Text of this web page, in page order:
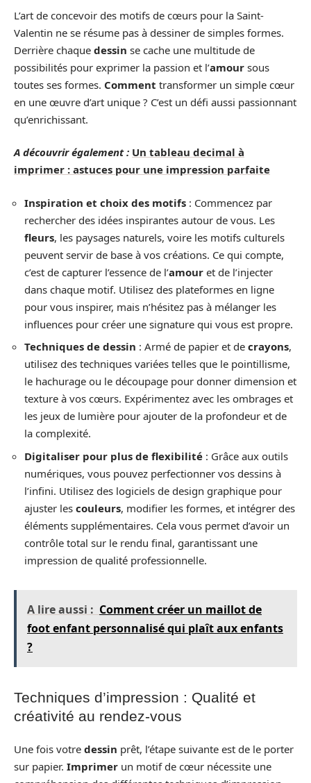
L’art de concevoir des motifs de cœurs pour la Saint-
Valentin ne se résume pas à dessiner de simples formes.
Derrière chaque dessin se cache une multitude de
possibilités pour exprimer la passion et l’amour sous
toutes ses formes. Comment transformer un simple cœur
en une œuvre d’art unique ? C’est un défi aussi passionnant
qu’enrichissant.
A découvrir également : Un tableau decimal à
imprimer : astuces pour une impression parfaite
Inspiration et choix des motifs : Commencez par
rechercher des idées inspirantes autour de vous. Les
fleurs, les paysages naturels, voire les motifs culturels
peuvent servir de base à vos créations. Ce qui compte,
c’est de capturer l’essence de l’amour et de l’injecter
dans chaque motif. Utilisez des plateformes en ligne
pour vous inspirer, mais n’hésitez pas à mélanger les
influences pour créer une signature qui vous est propre.
Techniques de dessin : Armé de papier et de crayons,
utilisez des techniques variées telles que le pointillisme,
le hachurage ou le découpage pour donner dimension et
texture à vos cœurs. Expérimentez avec les ombrages et
les jeux de lumière pour ajouter de la profondeur et de
la complexité.
Digitaliser pour plus de flexibilité : Grâce aux outils
numériques, vous pouvez perfectionner vos dessins à
l’infini. Utilisez des logiciels de design graphique pour
ajuster les couleurs, modifier les formes, et intégrer des
éléments supplémentaires. Cela vous permet d’avoir un
contrôle total sur le rendu final, garantissant une
impression de qualité professionnelle.
A lire aussi : Comment créer un maillot de
foot enfant personnalisé qui plaît aux enfants
?
Techniques d’impression : Qualité et
créativité au rendez-vous
Une fois votre dessin prêt, l’étape suivante est de le porter
sur papier. Imprimer un motif de cœur nécessite une